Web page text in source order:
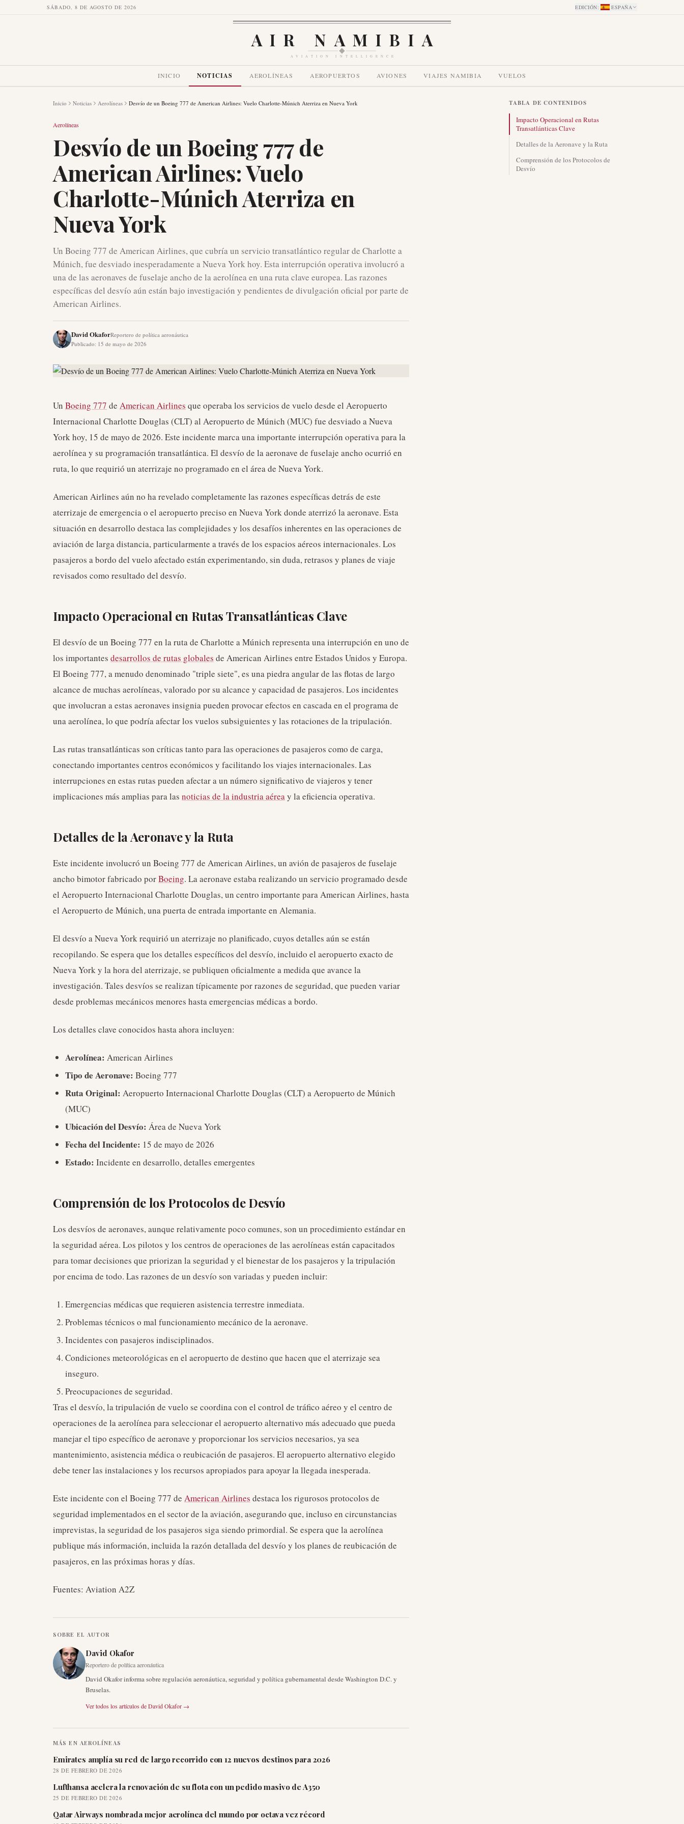
SÁBADO, 8 DE AGOSTO DE 2026 EDICIÓN: ESPAÑA
AIR NAMIBIA
AVIATION INTELLIGENCE
INICIO NOTICIAS AEROLÍNEAS AEROPUERTOS AVIONES VIAJES NAMIBIA VUELOS
Inicio Noticias Aerolíneas Desvío de un Boeing 777 de American Airlines: Vuelo Charlotte-Múnich Aterriza en Nueva York
Aerolíneas
Desvío de un Boeing 777 de
American Airlines: Vuelo
Charlotte-Múnich Aterriza en
Nueva York
Un Boeing 777 de American Airlines, que cubría un servicio transatlántico regular de Charlotte a
Múnich, fue desviado inesperadamente a Nueva York hoy. Esta interrupción operativa involucró a
una de las aeronaves de fuselaje ancho de la aerolínea en una ruta clave europea. Las razones
específicas del desvío aún están bajo investigación y pendientes de divulgación oficial por parte de
American Airlines.
David OkaforReportero de política aeronáutica
Publicado: 15 de mayo de 2026
Un Boeing 777 de American Airlines que operaba los servicios de vuelo desde el Aeropuerto
Internacional Charlotte Douglas (CLT) al Aeropuerto de Múnich (MUC) fue desviado a Nueva
York hoy, 15 de mayo de 2026. Este incidente marca una importante interrupción operativa para la
aerolínea y su programación transatlántica. El desvío de la aeronave de fuselaje ancho ocurrió en
ruta, lo que requirió un aterrizaje no programado en el área de Nueva York.
American Airlines aún no ha revelado completamente las razones específicas detrás de este
aterrizaje de emergencia o el aeropuerto preciso en Nueva York donde aterrizó la aeronave. Esta
situación en desarrollo destaca las complejidades y los desafíos inherentes en las operaciones de
aviación de larga distancia, particularmente a través de los espacios aéreos internacionales. Los
pasajeros a bordo del vuelo afectado están experimentando, sin duda, retrasos y planes de viaje
revisados como resultado del desvío.
Impacto Operacional en Rutas Transatlánticas Clave
El desvío de un Boeing 777 en la ruta de Charlotte a Múnich representa una interrupción en uno de
los importantes desarrollos de rutas globales de American Airlines entre Estados Unidos y Europa.
El Boeing 777, a menudo denominado "triple siete", es una piedra angular de las flotas de largo
alcance de muchas aerolíneas, valorado por su alcance y capacidad de pasajeros. Los incidentes
que involucran a estas aeronaves insignia pueden provocar efectos en cascada en el programa de
una aerolínea, lo que podría afectar los vuelos subsiguientes y las rotaciones de la tripulación.
Las rutas transatlánticas son críticas tanto para las operaciones de pasajeros como de carga,
conectando importantes centros económicos y facilitando los viajes internacionales. Las
interrupciones en estas rutas pueden afectar a un número significativo de viajeros y tener
implicaciones más amplias para las noticias de la industria aéreay la eficiencia operativa.
Detalles de la Aeronave y la Ruta
Este incidente involucró un Boeing 777 de American Airlines, un avión de pasajeros de fuselaje
ancho bimotor fabricado porBoeing. La aeronave estaba realizando un servicio programado desde
el Aeropuerto Internacional Charlotte Douglas, un centro importante para American Airlines, hasta
el Aeropuerto de Múnich, una puerta de entrada importante en Alemania.
El desvío a Nueva York requirió un aterrizaje no planificado, cuyos detalles aún se están
recopilando. Se espera que los detalles específicos del desvío, incluido el aeropuerto exacto de
Nueva York y la hora del aterrizaje, se publiquen oficialmente a medida que avance la
investigación. Tales desvíos se realizan típicamente por razones de seguridad, que pueden variar
desde problemas mecánicos menores hasta emergencias médicas a bordo.
Los detalles clave conocidos hasta ahora incluyen:
Aerolínea: American Airlines
Tipo de Aeronave: Boeing 777
Ruta Original: Aeropuerto Internacional Charlotte Douglas (CLT) a Aeropuerto de Múnich
(MUC)
Ubicación del Desvío: Área de Nueva York
Fecha del Incidente: 15 de mayo de 2026
Estado: Incidente en desarrollo, detalles emergentes
Comprensión de los Protocolos de Desvío
Los desvíos de aeronaves, aunque relativamente poco comunes, son un procedimiento estándar en
la seguridad aérea. Los pilotos y los centros de operaciones de las aerolíneas están capacitados
para tomar decisiones que priorizan la seguridad y el bienestar de los pasajeros y la tripulación
por encima de todo. Las razones de un desvío son variadas y pueden incluir:
Emergencias médicas que requieren asistencia terrestre inmediata.
Problemas técnicos o mal funcionamiento mecánico de la aeronave.
Incidentes con pasajeros indisciplinados.
Condiciones meteorológicas en el aeropuerto de destino que hacen que el aterrizaje sea
inseguro.
Preocupaciones de seguridad.
Tras el desvío, la tripulación de vuelo se coordina con el control de tráfico aéreo y el centro de
operaciones de la aerolínea para seleccionar el aeropuerto alternativo más adecuado que pueda
manejar el tipo específico de aeronave y proporcionar los servicios necesarios, ya sea
mantenimiento, asistencia médica o reubicación de pasajeros. El aeropuerto alternativo elegido
debe tener las instalaciones y los recursos apropiados para apoyar la llegada inesperada.
Este incidente con el Boeing 777 de American Airlines destaca los rigurosos protocolos de
seguridad implementados en el sector de la aviación, asegurando que, incluso en circunstancias
imprevistas, la seguridad de los pasajeros siga siendo primordial. Se espera que la aerolínea
publique más información, incluida la razón detallada del desvío y los planes de reubicación de
pasajeros, en las próximas horas y días.
Fuentes: Aviation A2Z
SOBRE EL AUTOR
David Okafor
Reportero de política aeronáutica
David Okafor informa sobre regulación aeronáutica, seguridad y política gubernamental desde Washington D.C. y
Bruselas.
Ver todos los artículos deDavid Okafor →
MÁS EN AEROLÍNEAS
Emirates amplía su red de largo recorrido con 12 nuevos destinos para 2026
28 DE FEBRERO DE 2026
Lufthansa acelera la renovación de su flota con un pedido masivo de A350
25 DE FEBRERO DE 2026
Qatar Airways nombrada mejor aerolínea del mundo por octava vez récord
TABLA DE CONTENIDOS
Impacto Operacional en Rutas
Transatlánticas Clave
Detalles de la Aeronave y la Ruta
Comprensión de los Protocolos de
Desvío